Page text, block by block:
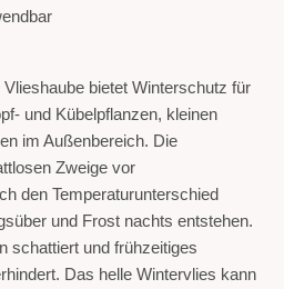
bietet Winterschutz für
und Kübelpflanzen, kleinen
im Außenbereich. Die
Zweige vor
den Temperaturunterschied
und Frost nachts entstehen.
schattiert und frühzeitiges
Das helle Wintervlies kann